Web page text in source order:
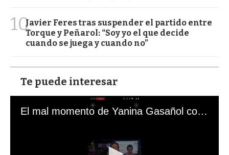
10Javier Feres tras suspender el partido entre
Torque y Peñarol: “Soy yo el que decide
cuando se juega y cuando no”
Te puede interesar
El mal momento de Yanina Gasañol con un hincha argentino en "Subrayado"